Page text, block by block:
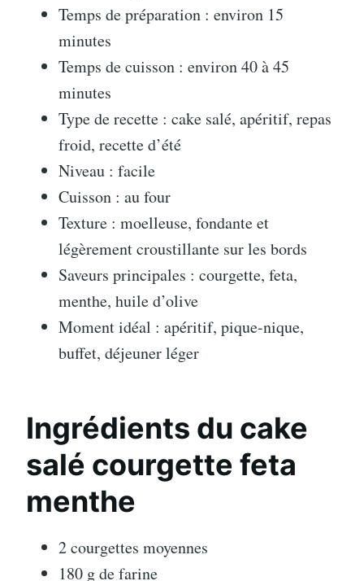
Temps de préparation : environ 15
minutes
Temps de cuisson : environ 40 à 45
minutes
Type de recette : cake salé, apéritif, repas
froid, recette d’été
Niveau : facile
Cuisson : au four
Texture : moelleuse, fondante et
légèrement croustillante sur les bords
Saveurs principales : courgette, feta,
menthe, huile d’olive
Moment idéal : apéritif, pique-nique,
buffet, déjeuner léger
Ingrédients du cake
salé courgette feta
menthe
2 courgettes moyennes
180 g de farine